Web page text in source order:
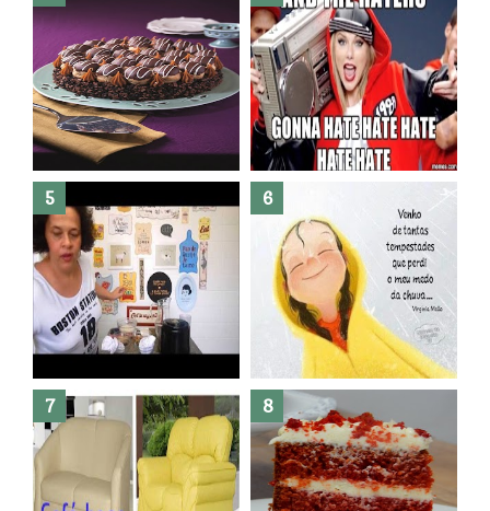
Banheiro novo por menos de
R$300,00 ?? E sem quebra
quebra ??( Editado)
Posso congelar bolo ??
Dez bolos pra fazer antes de
morrer !
Haters, como surgiram?